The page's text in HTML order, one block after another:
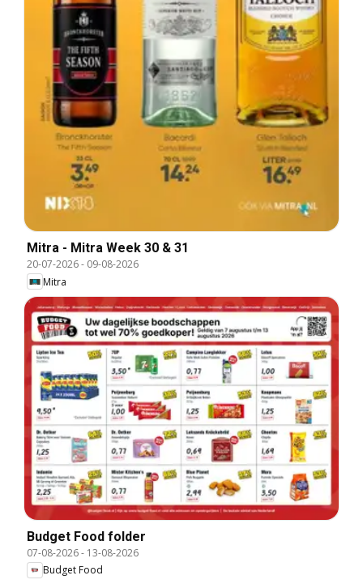
Mitra - Mitra Week 30 & 31
20-07-2026- 09-08-2026
Mitra
Budget Food folder
07-08-2026- 13-08-2026
Budget Food